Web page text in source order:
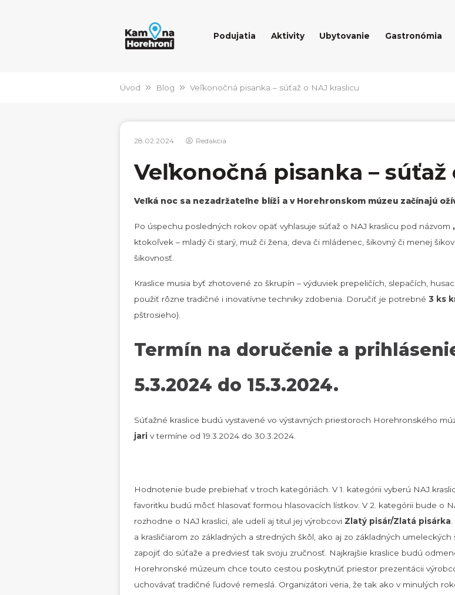
Podujatia Aktivity Ubytovanie Gastronómia
Úvod Blog Veľkonočná pisanka – súťaž o NAJ kraslicu
28.02.2024 Redakcia
Veľkonočná pisanka – súťaž
Veľká noc sa nezadržateľne blíži a v Horehronskom múzeu začínajú
Po úspechu posledných rokov opäť vyhlasuje súťaž o NAJ kraslicu pod názvom
ktokoľvek – mladý či starý, muž či žena, deva či mládenec, šikovný či menej
šikovnosť.
Kraslice musia byť zhotovené zo škrupín – výduviek prepeličích, slepačích,
použiť rôzne tradičné i inovatívne techniky zdobenia. Doručiť je potrebné 3 ks
pštrosieho).
Termín na doručenie a
5.3.2024 do 15.3.2024.
Súťažné kraslice budú vystavené vo výstavných priestoroch Horehronského
jari v termíne od 19.3.2024 do 30.3.2024.
Hodnotenie bude prebiehať v troch kategóriách. V 1. kategórii vyberú NAJ
favoritku budú môcť hlasovať formou hlasovacích lístkov. V 2. kategórii bude o
rozhodne o NAJ kraslici, ale udelí aj titul jej výrobcovi Zlatý pisár/Zlatá pisárka
a krasličiarom zo základných a stredných škôl, ako aj zo základných
zapojiť do súťaže a predviesť tak svoju zručnosť. Najkrajšie kraslice budú
Horehronské múzeum chce touto cestou poskytnúť priestor prezentácii
uchovávať tradičné ľudové remeslá. Organizátori veria, že tak ako v minulých